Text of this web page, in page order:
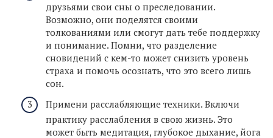
друзьями свои сны о преследовании.
Возможно, они поделятся своими
толкованиями или смогут дать тебе поддержку
и понимание. Помни, что разделение
сновидений с кем-то может снизить уровень
страха и помочь осознать, что это всего лишь
сон.
Примени расслабляющие техники. Включи
практику расслабления в свою жизнь. Это
может быть медитация, глубокое дыхание, йога